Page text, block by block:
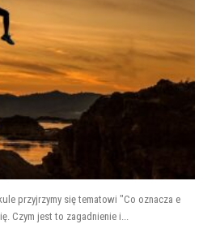
przyjrzymy się tematowi "Co oznacza e
Czym jest to zagadnienie i...